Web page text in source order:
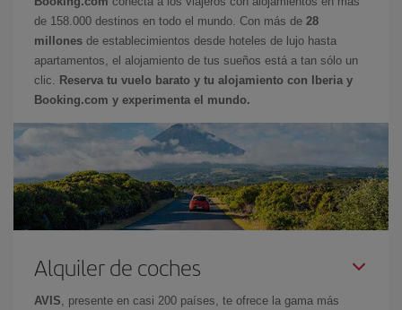
de 158.000 destinos en todo el mundo. Con más de 28
millones de establecimientos desde hoteles de lujo hasta
apartamentos, el alojamiento de tus sueños está a tan sólo un
clic.
Reserva tu vuelo barato y tu alojamiento con Iberia y
Booking.com y experimenta el mundo.
Alquiler de coches
AVIS , presente en casi 200 países, te ofrece la gama más